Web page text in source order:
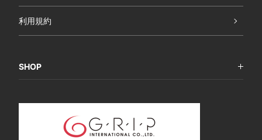
利用規約
SHOP